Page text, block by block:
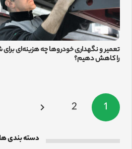
تعمیر و نگهداری خودروها چه هزینه‌ای
را کاهش دهیم؟
1
2
دسته بندی ها